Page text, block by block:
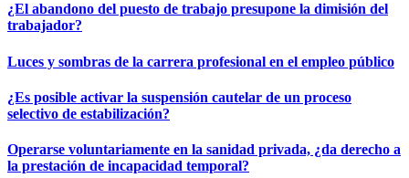
¿El abandono del puesto de trabajo presupone la dimisión del
trabajador?
Luces y sombras de la carrera profesional en el empleo público
¿Es posible activar la suspensión cautelar de un proceso
selectivo de estabilización?
Operarse voluntariamente en la sanidad privada, ¿da derecho a
la prestación de incapacidad temporal?